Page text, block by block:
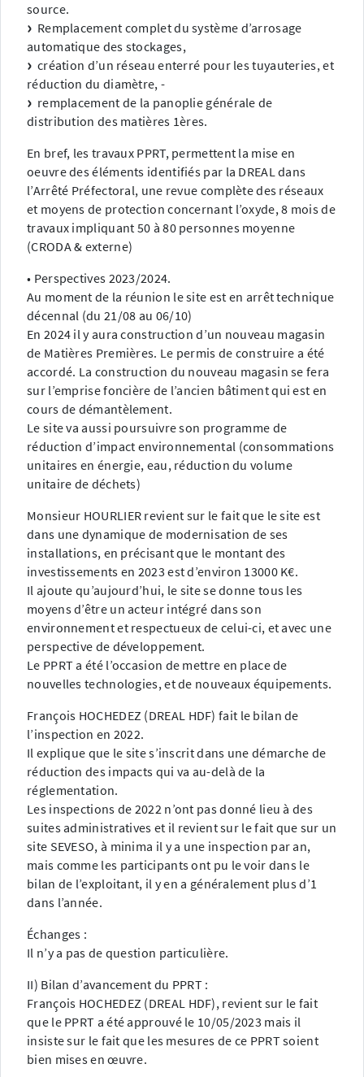
source.
Remplacement complet du système d’arrosage
automatique des stockages,
création d’un réseau enterré pour les tuyauteries, et
réduction du diamètre, -
remplacement de la panoplie générale de
distribution des matières 1ères.
En bref, les travaux PPRT, permettent la mise en
oeuvre des éléments identifiés par la DREAL dans
l’Arrêté Préfectoral, une revue complète des réseaux
et moyens de protection concernant l’oxyde, 8 mois de
travaux impliquant 50 à 80 personnes moyenne
(CRODA & externe)
• Perspectives 2023/2024.
Au moment de la réunion le site est en arrêt technique
décennal (du 21/08 au 06/10)
En 2024 il y aura construction d’un nouveau magasin
de Matières Premières. Le permis de construire a été
accordé. La construction du nouveau magasin se fera
sur l’emprise foncière de l’ancien bâtiment qui est en
cours de démantèlement.
Le site va aussi poursuivre son programme de
réduction d’impact environnemental (consommations
unitaires en énergie, eau, réduction du volume
unitaire de déchets)
Monsieur HOURLIER revient sur le fait que le site est
dans une dynamique de modernisation de ses
installations, en précisant que le montant des
investissements en 2023 est d’environ 13000 K€.
Il ajoute qu’aujourd’hui, le site se donne tous les
moyens d’être un acteur intégré dans son
environnement et respectueux de celui-ci, et avec une
perspective de développement.
Le PPRT a été l’occasion de mettre en place de
nouvelles technologies, et de nouveaux équipements.
François HOCHEDEZ (DREAL HDF) fait le bilan de
l’inspection en 2022.
Il explique que le site s’inscrit dans une démarche de
réduction des impacts qui va au-delà de la
réglementation.
Les inspections de 2022 n’ont pas donné lieu à des
suites administratives et il revient sur le fait que sur un
site SEVESO, à minima il y a une inspection par an,
mais comme les participants ont pu le voir dans le
bilan de l’exploitant, il y en a généralement plus d’1
dans l’année.
Échanges :
Il n’y a pas de question particulière.
II) Bilan d’avancement du PPRT :
François HOCHEDEZ (DREAL HDF), revient sur le fait
que le PPRT a été approuvé le 10/05/2023 mais il
insiste sur le fait que les mesures de ce PPRT soient
bien mises en œuvre.